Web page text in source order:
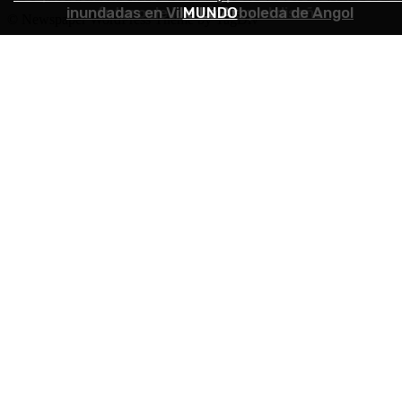
futuro de los oficios y el diseño
inundadas en Villa La Arboleda de Angol
MUNDO
© Newspaper WordPress Theme by TagDiv